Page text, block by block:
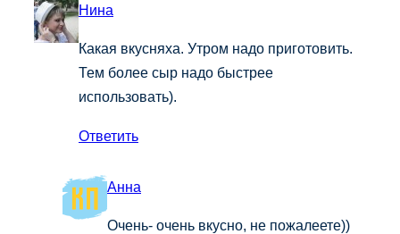
Нина
Какая вкусняха. Утром надо приготовить.
Тем более сыр надо быстрее
использовать).
Ответить
Анна
Очень- очень вкусно, не пожалеете))